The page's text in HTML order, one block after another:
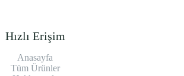
Hızlı Erişim
Anasayfa
Tüm Ürünler